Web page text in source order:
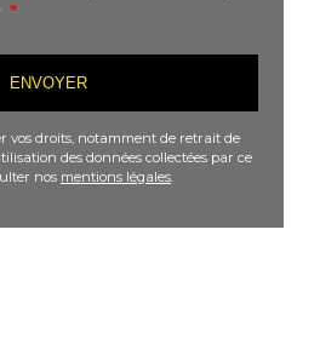
vos droits, notamment de retrait de
des données collectées par ce
nos mentions légales